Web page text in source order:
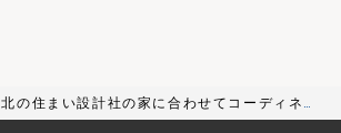
北の住まい設計社の家に合わせてコーディネー
ト。詩情あふれる美瑛の暮らし